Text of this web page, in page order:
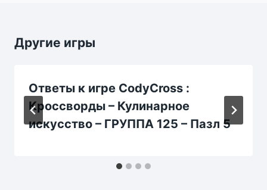
Другие игры
Ответы к игре CodyCross :
Кроссворды – Кулинарное
искусство – ГРУППА 125 – Пазл 5